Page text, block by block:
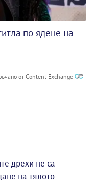
по ядене на
от Content Exchange
дрехи не са
на тялото